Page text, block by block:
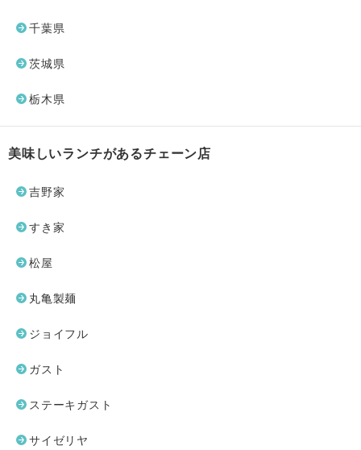
千葉県
茨城県
栃木県
美味しいランチがあるチェーン店
吉野家
すき家
松屋
丸亀製麺
ジョイフル
ガスト
ステーキガスト
サイゼリヤ